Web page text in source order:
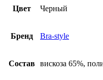
Цвет Черный
Бренд Bra-style
Состав вискоза 65%,